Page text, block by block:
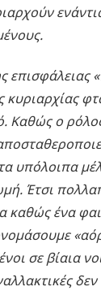
επισφάλειας
κυριαρχίας
Καθώς ο
υπόλοιπα
Έτσι
καθώς ένα
σε βίαια